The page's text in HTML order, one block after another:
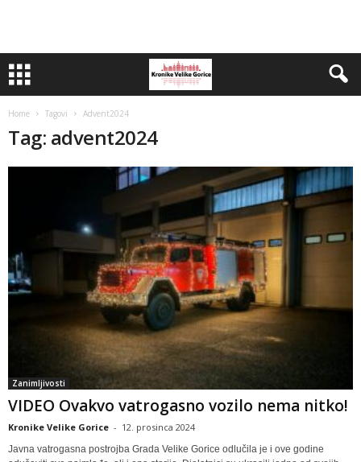
Home Tagovi Advent2024
Tag: advent2024
Zanimljivosti
VIDEO Ovakvo vatrogasno vozilo nema nitko!
Kronike Velike Gorice - 12. prosinca 2024
Javna vatrogasna postrojba Grada Velike Gorice odlučila je i ove godine